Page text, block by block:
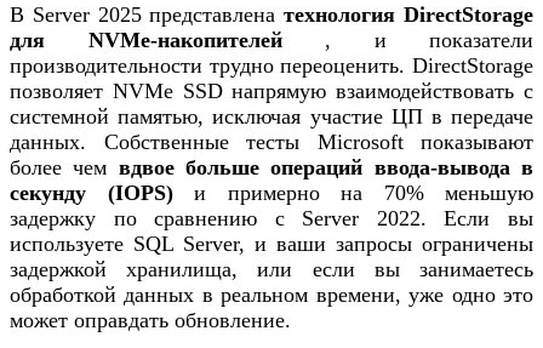
В Server 2025 представлена​​технология DirectStorage
для NVMe-накопителей, и показатели
производительности трудно переоценить. DirectStorage
позволяет NVMe SSD напрямую взаимодействовать с
системной памятью, исключая участие ЦП в передаче
данных. Собственные тесты Microsoft показывают
более чем вдвое больше операций ввода-вывода в
секунду (IOPS)и примерно на 70% меньшую
задержку по сравнению с Server 2022. Если вы
используете SQL Server, и ваши запросы ограничены
задержкой хранилища, или если вы занимаетесь
обработкой данных в реальном времени, уже одно это
может оправдать обновление.